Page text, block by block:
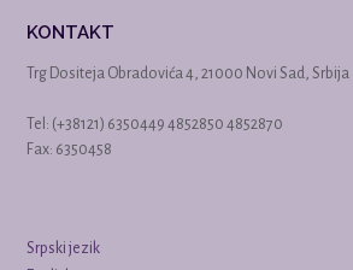
KONTAKT
Trg Dositeja Obradovića 4, 21000 Novi Sad, Srbija
Tel: (+38121) 6350449 4852850 4852870
Fax: 6350458
Srpski jezik